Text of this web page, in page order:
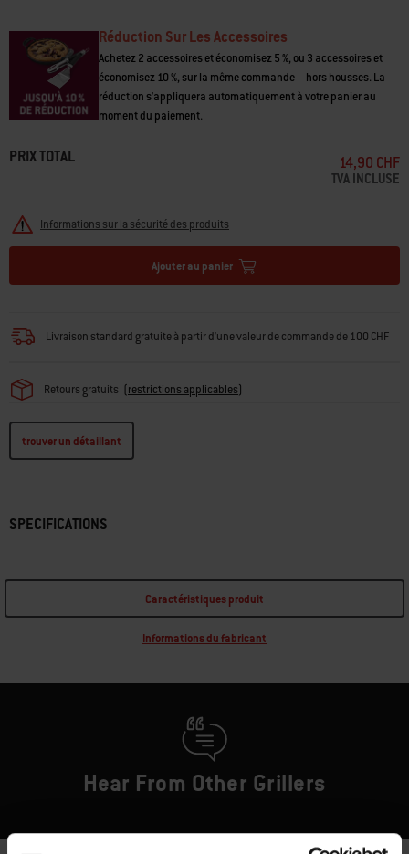
Réduction Sur Les Accessoires
Achetez 2 accessoires et économisez 5 %, ou 3 accessoires et
économisez 10 %, sur la même commande – hors housses. La
réduction s'appliquera automatiquement à votre panier au
moment du paiement.
PRIX TOTAL 14,90 CHF
TVA INCLUSE
Informations sur la sécurité des produits
Ajouter au panier
Livraison standard gratuite à partir d'une valeur de commande de 100 CHF
Retours gratuits (restrictions applicables)
trouver un détaillant
SPECIFICATIONS
Caractéristiques produit
Informations du fabricant
Hear From Other Grillers